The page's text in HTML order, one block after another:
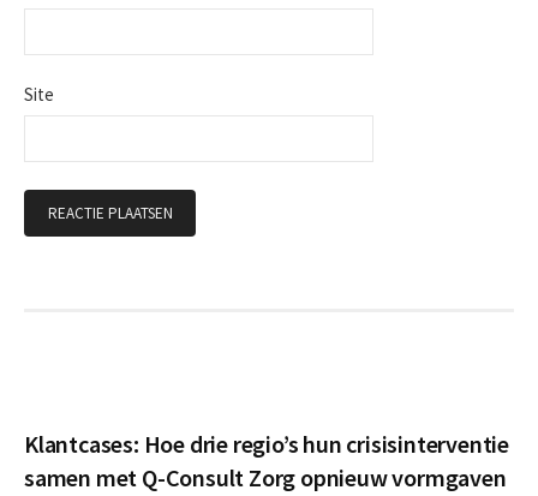
Site
Klantcases: Hoe drie regio’s hun crisisinterventie
samen met Q-Consult Zorg opnieuw vormgaven